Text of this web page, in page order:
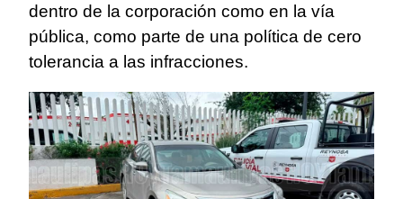
dentro de la corporación como en la vía
pública, como parte de una política de cero
tolerancia a las infracciones.